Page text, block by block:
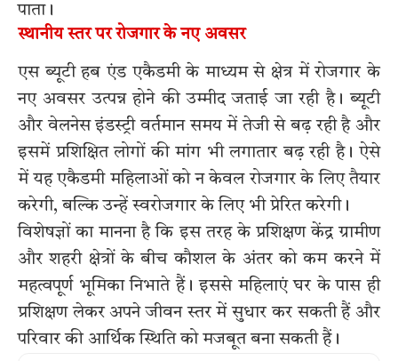
पाता।
स्थानीय स्तर पर रोजगार के नए अवसर
एस ब्यूटी हब एंड एकैडमी के माध्यम से क्षेत्र में रोजगार के
नए अवसर उत्पन्न होने की उम्मीद जताई जा रही है। ब्यूटी
और वेलनेस इंडस्ट्री वर्तमान समय में तेजी से बढ़ रही है और
इसमें प्रशिक्षित लोगों की मांग भी लगातार बढ़ रही है। ऐसे
में यह एकैडमी महिलाओं को न केवल रोजगार के लिए तैयार
करेगी, बल्कि उन्हें स्वरोजगार के लिए भी प्रेरित करेगी।
विशेषज्ञों का मानना है कि इस तरह के प्रशिक्षण केंद्र ग्रामीण
और शहरी क्षेत्रों के बीच कौशल के अंतर को कम करने में
महत्वपूर्ण भूमिका निभाते हैं। इससे महिलाएं घर के पास ही
प्रशिक्षण लेकर अपने जीवन स्तर में सुधार कर सकती हैं और
परिवार की आर्थिक स्थिति को मजबूत बना सकती हैं।